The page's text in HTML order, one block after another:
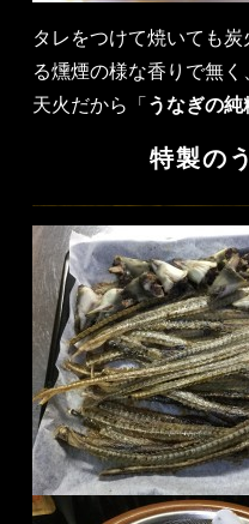
タレをつけて焼いても
る燻煙の様な香りで無く
天火だから「 うなぎの純
特製の